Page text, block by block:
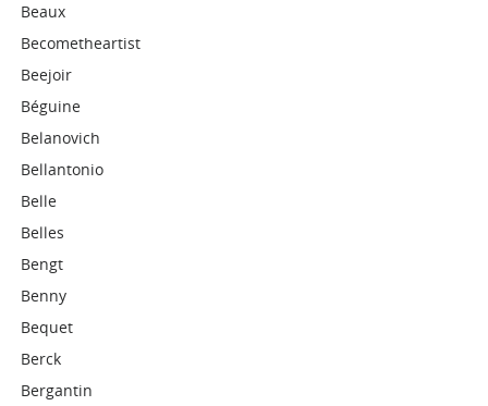
Beaux
Becometheartist
Beejoir
Béguine
Belanovich
Bellantonio
Belle
Belles
Bengt
Benny
Bequet
Berck
Bergantin